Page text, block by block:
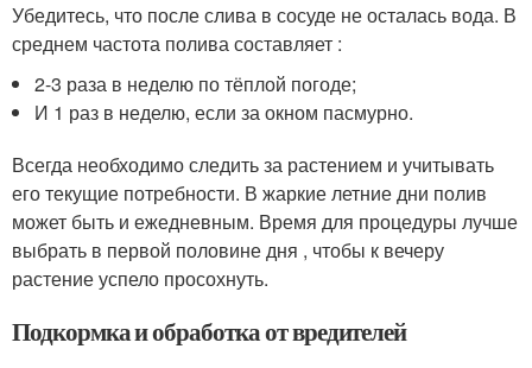
Убедитесь, что после слива в сосуде не осталась вода. В
среднем частота полива составляет :
2-3 раза в неделю по тёплой погоде;
И 1 раз в неделю, если за окном пасмурно.
Всегда необходимо следить за растением и учитывать
его текущие потребности. В жаркие летние дни полив
может быть и ежедневным. Время для процедуры лучше
выбрать в первой половине дня , чтобы к вечеру
растение успело просохнуть.
Подкормка и обработка от вредителей